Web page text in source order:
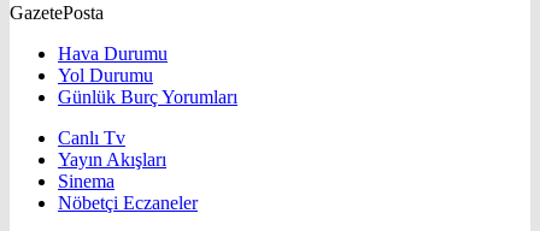
GazetePosta
Hava Durumu
Yol Durumu
Günlük Burç Yorumları
Canlı Tv
Yayın Akışları
Sinema
Nöbetçi Eczaneler